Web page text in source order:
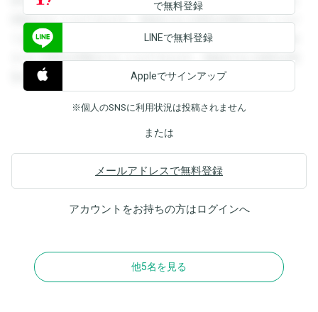
閲覧することができます。登録すると回答を閲覧することが
できます。登録すると回答を閲覧することができます。登録
すると回答を閲覧することができます。登録すると回答を閲
覧することができます。
で無料登録
LINEで無料登録
Appleでサインアップ
※個人のSNSに利用状況は投稿されません
または
メールアドレスで無料登録
アカウントをお持ちの方はログインへ
他5名を見る